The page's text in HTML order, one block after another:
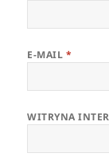
E-MAIL *
WITRYNA